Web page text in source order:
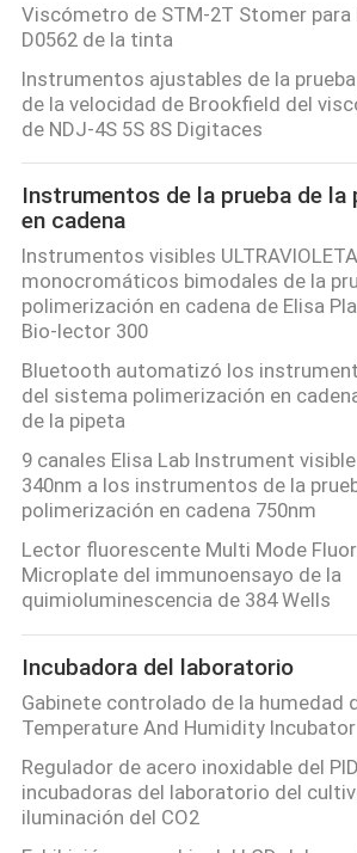
Viscómetro de STM-2T Stomer para
D0562 de la tinta
Instrumentos ajustables de la
de la velocidad de Brookfield del
de NDJ-4S 5S 8S Digitaces
Instrumentos de la prueba de la
en cadena
Instrumentos visibles ULTRAVIOLETA
monocromáticos bimodales de la
polimerización en cadena de Elisa
Bio-lector 300
Bluetooth automatizó los
del sistema polimerización en
de la pipeta
9 canales Elisa Lab Instrument visible
340nm a los instrumentos de la
polimerización en cadena 750nm
Lector fluorescente Multi Mode
Microplate del immunoensayo de la
quimioluminescencia de 384 Wells
Incubadora del laboratorio
Gabinete controlado de la humedad
Temperature And Humidity Incubator
Regulador de acero inoxidable del
incubadoras del laboratorio del
iluminación del CO2